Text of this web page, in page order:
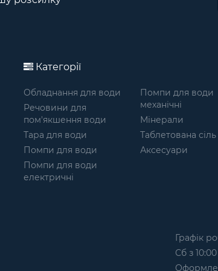
Категорії
Обладнання для води
Речовини для
пом'якшення води
Тара для води
Помпи для води
Помпи для води
електричні
Помпи для води
механічні
Мінерали
Таблетована сіль
Аксесуари
Графік
Сб з